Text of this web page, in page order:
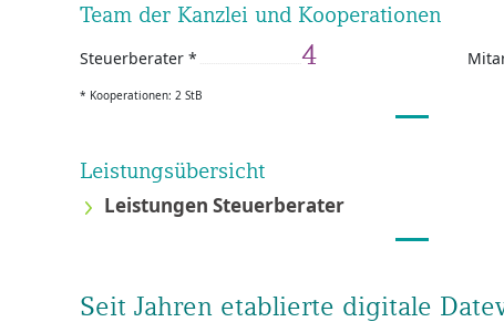
Team der Kanzlei und Kooperationen
Steuerberater * 4
* Kooperationen: 2 StB
Leistungsübersicht
Leistungen Steuerberater
Seit Jahren etablierte digitale